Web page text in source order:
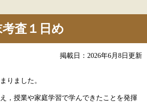
考査１日め
掲載日：2026年6月8日更新
りました。
，授業や家庭学習で学んできたことを発揮